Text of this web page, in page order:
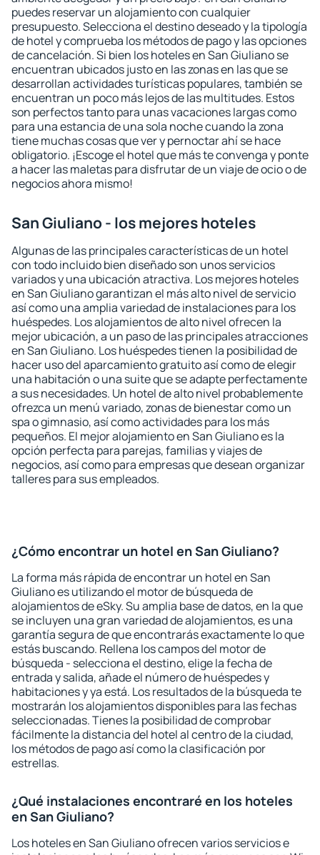
puedes reservar un alojamiento con cualquier
presupuesto. Selecciona el destino deseado y la tipología
de hotel y comprueba los métodos de pago y las opciones
de cancelación. Si bien los hoteles en San Giuliano se
encuentran ubicados justo en las zonas en las que se
desarrollan actividades turísticas populares, también se
encuentran un poco más lejos de las multitudes. Estos
son perfectos tanto para unas vacaciones largas como
para una estancia de una sola noche cuando la zona
tiene muchas cosas que ver y pernoctar ahí se hace
obligatorio. ¡Escoge el hotel que más te convenga y ponte
a hacer las maletas para disfrutar de un viaje de ocio o de
negocios ahora mismo!
San Giuliano - los mejores hoteles
Algunas de las principales características de un hotel
con todo incluido bien diseñado son unos servicios
variados y una ubicación atractiva. Los mejores hoteles
en San Giuliano garantizan el más alto nivel de servicio
así como una amplia variedad de instalaciones para los
huéspedes. Los alojamientos de alto nivel ofrecen la
mejor ubicación, a un paso de las principales atracciones
en San Giuliano. Los huéspedes tienen la posibilidad de
hacer uso del aparcamiento gratuito así como de elegir
una habitación o una suite que se adapte perfectamente
a sus necesidades. Un hotel de alto nivel probablemente
ofrezca un menú variado, zonas de bienestar como un
spa o gimnasio, así como actividades para los más
pequeños. El mejor alojamiento en San Giuliano es la
opción perfecta para parejas, familias y viajes de
negocios, así como para empresas que desean organizar
talleres para sus empleados.
¿Cómo encontrar un hotel en San Giuliano?
La forma más rápida de encontrar un hotel en San
Giuliano es utilizando el motor de búsqueda de
alojamientos de eSky. Su amplia base de datos, en la que
se incluyen una gran variedad de alojamientos, es una
garantía segura de que encontrarás exactamente lo que
estás buscando. Rellena los campos del motor de
búsqueda - selecciona el destino, elige la fecha de
entrada y salida, añade el número de huéspedes y
habitaciones y ya está. Los resultados de la búsqueda te
mostrarán los alojamientos disponibles para las fechas
seleccionadas. Tienes la posibilidad de comprobar
fácilmente la distancia del hotel al centro de la ciudad,
los métodos de pago así como la clasificación por
estrellas.
¿Qué instalaciones encontraré en los hoteles
en San Giuliano?
Los hoteles en San Giuliano ofrecen varios servicios e